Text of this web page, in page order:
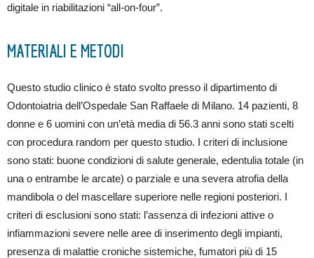
digitale in riabilitazioni “all-on-four”.
MATERIALI E METODI
Questo studio clinico è stato svolto presso il dipartimento di
Odontoiatria dell’Ospedale San Raffaele di Milano. 14 pazienti, 8
donne e 6 uomini con un’età media di 56.3 anni sono stati scelti
con procedura random per questo studio. I criteri di inclusione
sono stati: buone condizioni di salute generale, edentulia totale (in
una o entrambe le arcate) o parziale e una severa atrofia della
mandibola o del mascellare superiore nelle regioni posteriori. I
criteri di esclusioni sono stati: l’assenza di infezioni attive o
infiammazioni severe nelle aree di inserimento degli impianti,
presenza di malattie croniche sistemiche, fumatori più di 15